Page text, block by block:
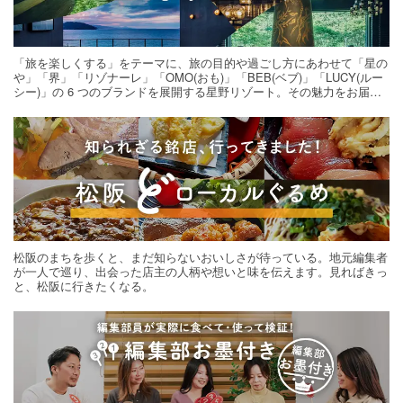
「旅を楽しくする」をテーマに、旅の目的や過ごし方にあわせて「星の
や」「界」「リゾナーレ」「OMO(おも)」「BEB(ベブ)」「LUCY(ルー
シー)」の 6 つのブランドを展開する星野リゾート。その魅力をお届け
松阪のまちを歩くと、まだ知らないおいしさが待っている。地元編集者
が一人で巡り、出会った店主の人柄や想いと味を伝えます。見ればきっ
と、松阪に行きたくなる。